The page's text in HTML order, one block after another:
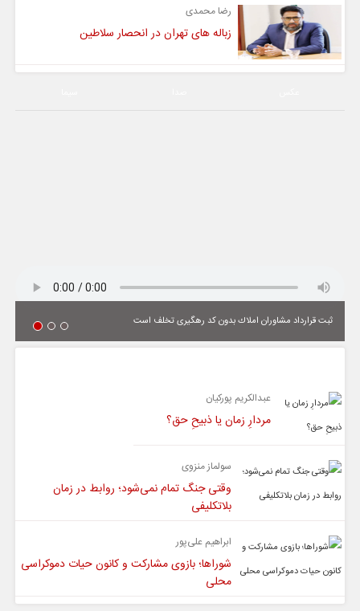
رضا محمدی
زباله های تهران در انحصار سلاطین
ثبت قرارداد مشاوران املاك بدون كد رهگیری تخلف است
عبدالکریم پورکیان
مردارِ زمان یا ذبیحِ حق؟
سولماز منزوی
وقتی جنگ تمام نمی‌شود؛ روابط در زمان
بلاتکلیفی
ابراهیم علی‌پور
شوراها؛ بازوی مشارکت و کانون حیات دموکراسی
محلی